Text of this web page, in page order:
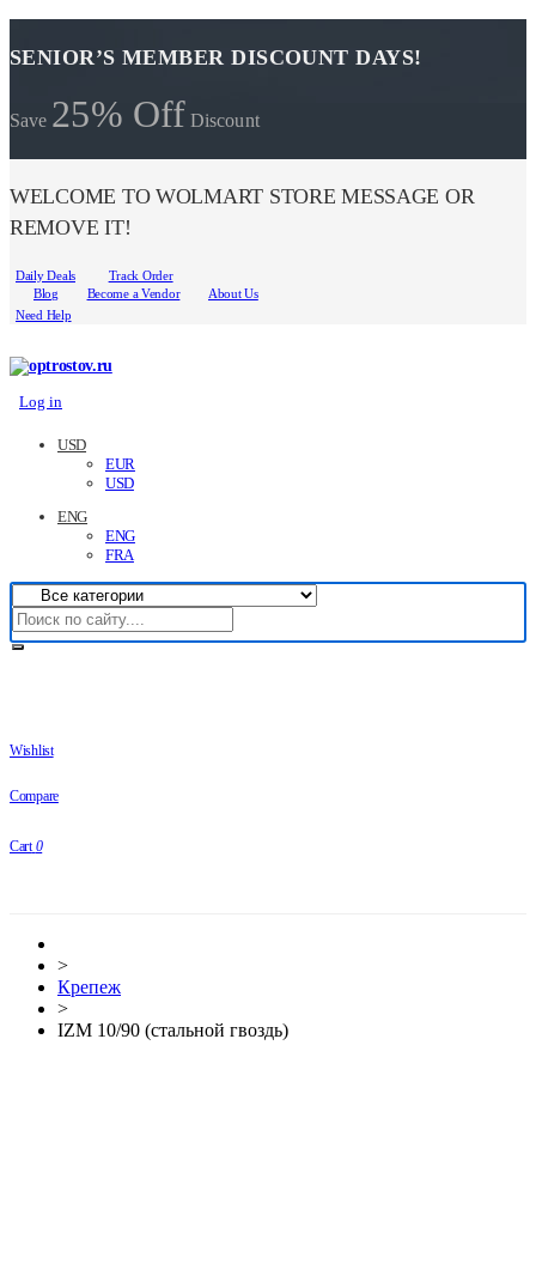
SENIOR’S MEMBER DISCOUNT DAYS!
Save 25% Off Discount
WELCOME TO WOLMART STORE MESSAGE OR
REMOVE IT!
Daily Deals
Track Order
Blog
Become a Vendor
About Us
Need Help
Log in
USD
EUR
USD
ENG
ENG
FRA
Wishlist
Compare
Cart 0
>
Крепеж
>
IZM 10/90 (стальной гвоздь)